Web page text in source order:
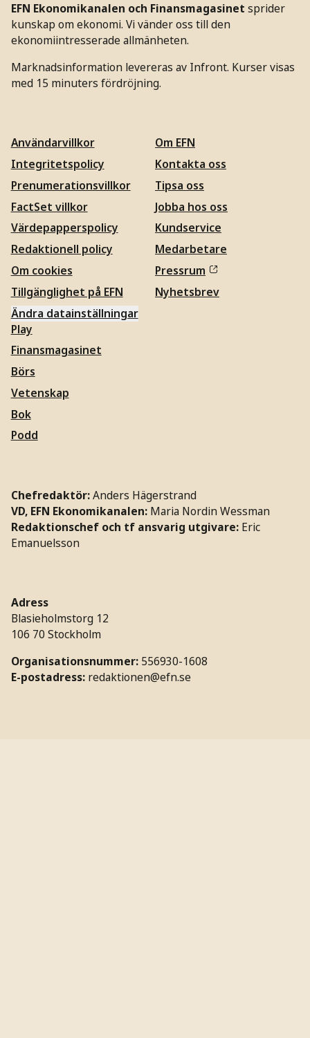
EFN Ekonomikanalen och Finansmagasinet sprider
kunskap om ekonomi. Vi vänder oss till den
ekonomiintresserade allmänheten.
Marknadsinformation levereras av Infront. Kurser visas
med 15 minuters fördröjning.
Användarvillkor
Integritetspolicy
Prenumerationsvillkor
FactSet villkor
Värdepapperspolicy
Redaktionell policy
Om cookies
Tillgänglighet på EFN
Ändra datainställningar
Om EFN
Kontakta oss
Tipsa oss
Jobba hos oss
Kundservice
Medarbetare
Pressrum
Nyhetsbrev
Play
Finansmagasinet
Börs
Vetenskap
Bok
Podd
Chefredaktör:Anders Hägerstrand
VD, EFN Ekonomikanalen: Maria Nordin Wessman
Redaktionschef och tf ansvarig utgivare: Eric
Emanuelsson
Adress
Blasieholmstorg 12
106 70 Stockholm
Organisationsnummer: 556930-1608
E-postadress: redaktionen@efn.se